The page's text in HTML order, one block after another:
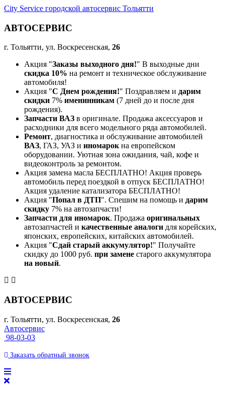
City Service городской автосервис Тольятти
АВТОСЕРВИС
г. Тольятти, ул. Воскресенская, 26
Акция "Заказы выходного дня!" В выходные дни
скидка 10% на ремонт и техническое обслуживание
автомобиля!
Акция "С Днем рождения!" Поздравляем и дарим
скидки 7% именинникам (7 дней до и после дня
рождения).
Запчасти ВАЗ в оригинале. Продажа аксессуаров и
расходники для всего модельного ряда автомобилей.
Ремонт, диагностика и обслуживание автомобилей
ВАЗ, ГАЗ, УАЗ и иномарокна европейском
оборудовании. Уютная зона ожидания, чай, кофе и
видеоконтроль за ремонтом.
Акция замена масла БЕСПЛАТНО! Акция проверь
автомобиль перед поездкой в отпуск БЕСПЛАТНО!
Акция удаление катализатора БЕСПЛАТНО!
Акция "Попал в ДТП". Спешим на помощь и дарим
скидку 7% на автозапчасти!
Запчасти для иномарок. Продажа оригинальных
автозапчастей и качественные аналоги для корейских,
японских, европейских, китайских автомобилей.
Акция "Сдай старый аккумулятор!" Получайте
скидку до 1000 руб. при замене старого аккумулятора
на новый.
АВТОСЕРВИС
г. Тольятти, ул. Воскресенская, 26
Автосервис
98-03-03
Заказать обратный звонок